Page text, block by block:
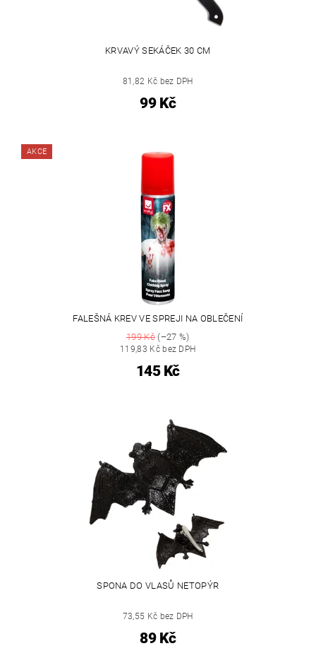
KRVAVÝ SEKÁČEK 30 CM
81,82 Kč bez DPH
99 Kč
AKCE
FALEŠNÁ KREV VE SPREJI NA OBLEČENÍ
199 Kč(–27 %)
119,83 Kč bez DPH
145 Kč
SPONA DO VLASŮ NETOPÝR
73,55 Kč bez DPH
89 Kč